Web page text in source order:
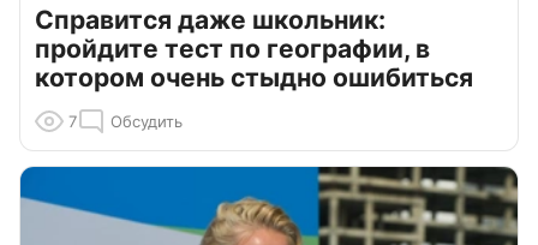
Справится даже школьник:
пройдите тест по географии, в
котором очень стыдно ошибиться
7 Обсудить